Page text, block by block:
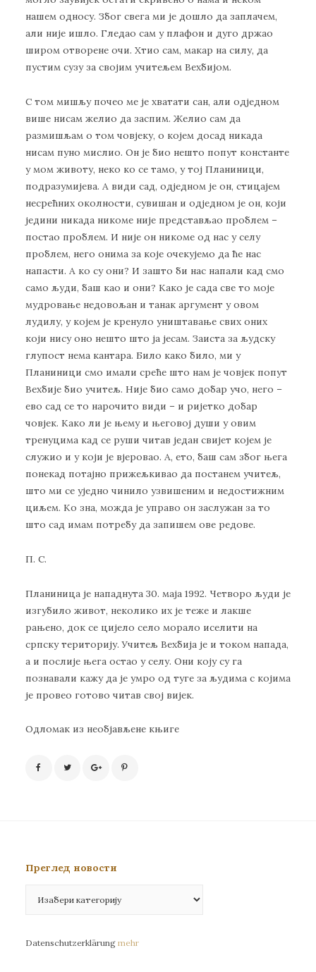
нашем односу. Због свега ми је дошло да заплачем,
али није ишло. Гледао сам у плафон и дуго држао
широм отворене очи. Хтио сам, макар на силу, да
пустим сузу за својим учитељем Вехбијом.
С том мишљу почео ме је хватати сан, али одједном
више нисам желио да заспим. Желио сам да
размишљам о том човјеку, о којем досад никада
нисам пуно мислио. Он је био нешто попут константе
у мом животу, неко ко се тамо, у тој Планиници,
подразумијева. А види сад, одједном је он, стицајем
несрећних околности, сувишан и одједном је он, који
једини никада никоме није представљао проблем –
постао проблем. И није он никоме од нас у селу
проблем, него онима за које очекујемо да ће нас
напасти. А ко су они? И зашто би нас напали кад смо
само људи, баш као и они? Како је сада све то моје
мудровање недовољан и танак аргумент у овом
лудилу, у којем је кренуло уништавање свих оних
који нису оно нешто што ја јесам. Заиста за људску
глупост нема кантара. Било како било, ми у
Планиници смо имали среће што нам је човјек попут
Вехбије био учитељ. Није био само добар учо, него –
ево сад се то нарочито види – и ријетко добар
човјек. Како ли је њему и његовој души у овим
тренуцима кад се руши читав један свијет којем је
служио и у који је вјеровао. А, ето, баш сам због њега
понекад потајно прижељкивао да постанем учитељ,
што ми се уједно чинило узвишеним и недостижним
циљем. Ко зна, можда је управо он заслужан за то
што сад имам потребу да запишем ове редове.
П. С.
Планиница је нападнута 30. маја 1992. Четворо људи је
изгубило живот, неколико их је теже и лакше
рањено, док се цијело село морало иселити на
српску територију. Учитељ Вехбија је и током напада,
а и послије њега остао у селу. Они коју су га
познавали кажу да је умро од туге за људима с којима
је провео готово читав свој вијек.
Одломак из необјављене књиге
Преглед новости
новости
Datenschutzerklärung mehr